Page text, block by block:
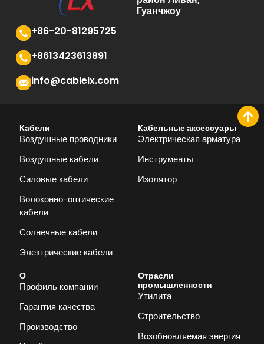
Гуанчжоу
+86-20-81295725
+8613423613891
info@cablelx.com
Кабели
Воздушные проводники
Воздушные кабели
Силовые кабели
Волоконно-оптические
кабели
Солнечные кабели
Электрические кабели
Кабельные аксессуары
Электрическая арматура
Инструменты
Изолятор
О
Профиль компании
Гарантия качества
Производство
Отрасли
промышленности
Утилита
Строительство
Возобновляемая энергия